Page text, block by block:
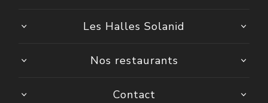
Les Halles Solanid
Nos restaurants
Contact